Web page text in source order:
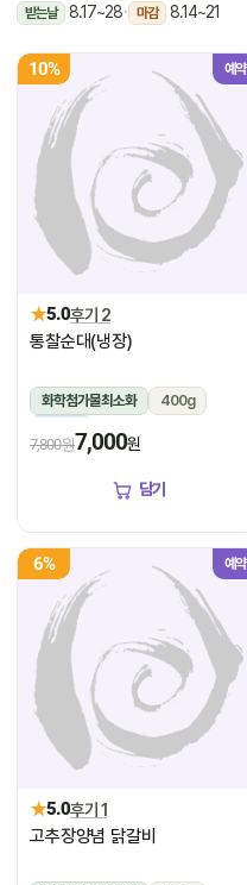
받는날 8.17~28· 마감 8.14~21
10% 예약
★5.0후기 2
통찰순대(냉장)
화학첨가물최소화
400g
냉장
7,800원7,000원
담기
6% 예약
★5.0후기 1
고추장양념 닭갈비